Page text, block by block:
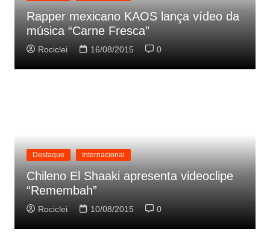
Rapper mexicano KAOS lança vídeo da
música “Carne Fresca”
Rociclei 16/08/2015 0
Destaque Internacional
Chileno El Shaaki apresenta videoclipe
“Remembah”
Rociclei 10/08/2015 0